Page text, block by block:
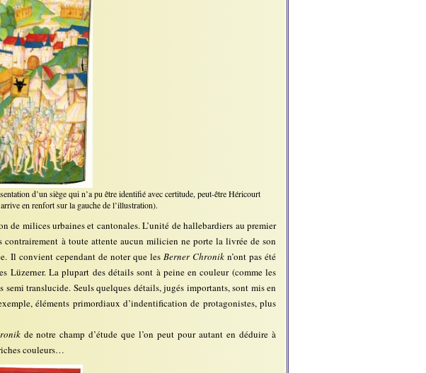
d’un siège qui n’a pu être identifié avec certitude, peut-être Héricourt
en renfort sur la gauche de l’illustration).
de milices urbaines et cantonales. L’unité de hallebardiers au premier
contrairement à toute attente aucun milicien ne porte la livrée de son
Il convient cependant de noter que les Berner Chronikn’ont pas été
Lüzerner. La plupart des détails sont à peine en couleur (comme les
translucide. Seuls quelques détails, jugés importants, sont mis en
éléments primordiaux d’indentification de protagonistes, plus
de notre champ d’étude que l’on peut pour autant en déduire à
couleurs…